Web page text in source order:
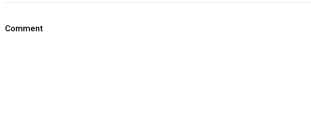
Comment